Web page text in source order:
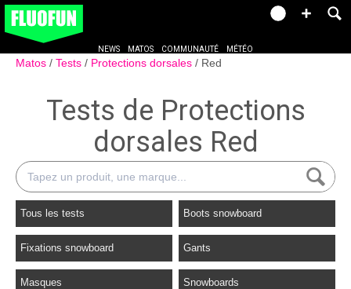
NEWS MATOS COMMUNAUTÉ MÉTÉO
Matos Tests Protections dorsales Red
Tests de Protections
dorsales Red
Tous les tests Boots snowboard
Fixations snowboard Gants
Masques Snowboards